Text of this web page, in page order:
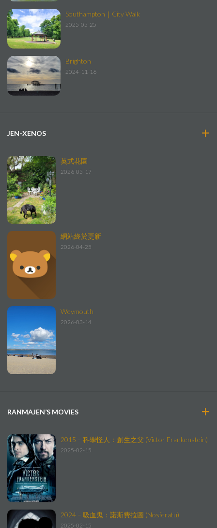
Southampton｜City Walk
2025-05-25
Brighton
2024-11-16
JEN-XENOS
英式花園
2026-05-17
網站終於更新
2026-04-25
Weymouth
2026-03-14
RANMAJEN’S MOVIES
2015 – 科學怪人：創生之父 (Victor Frankenstein)
2025-02-15
2024 – 吸血鬼：諾斯費拉圖 (Nosferatu)
2025-02-15